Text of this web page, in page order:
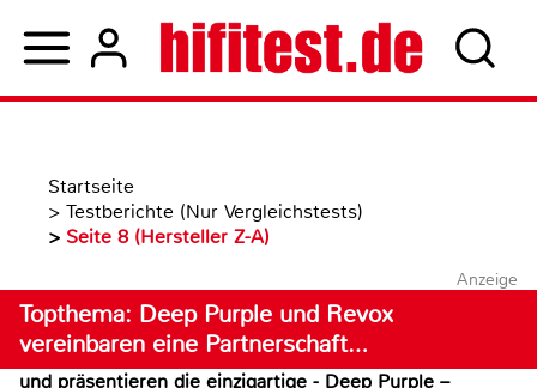
Startseite
> Testberichte (Nur Vergleichstests)
>
Seite 8 (Hersteller Z-A)
Anzeige
Topthema: Deep Purple und Revox
vereinbaren eine Partnerschaft…
und präsentieren die einzigartige - Deep Purple –